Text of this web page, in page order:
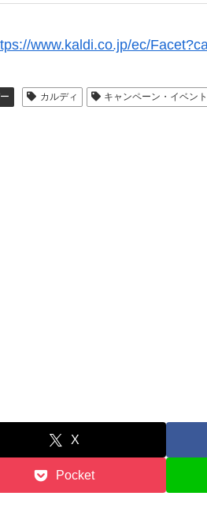
www.kaldi.co.jp/ec/
カルディ キャンペーン・イベント
X
Pocket